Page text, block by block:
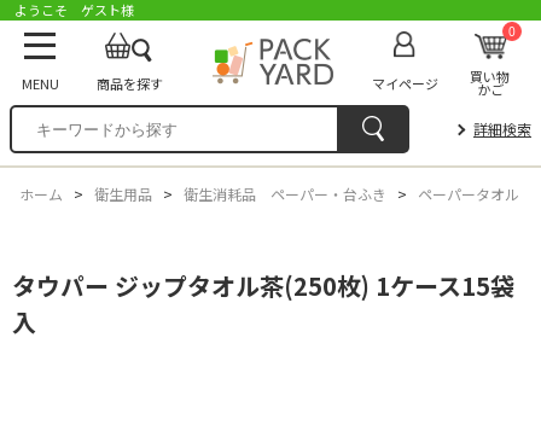
ようこそ ゲスト様
MENU 商品を探す マイページ
0
買い物
かご
詳細検索
ホーム > 衛生用品 > 衛生消耗品 ペーパー・台ふき > ペーパータオル
タウパー ジップタオル茶(250枚) 1ケース15袋
入